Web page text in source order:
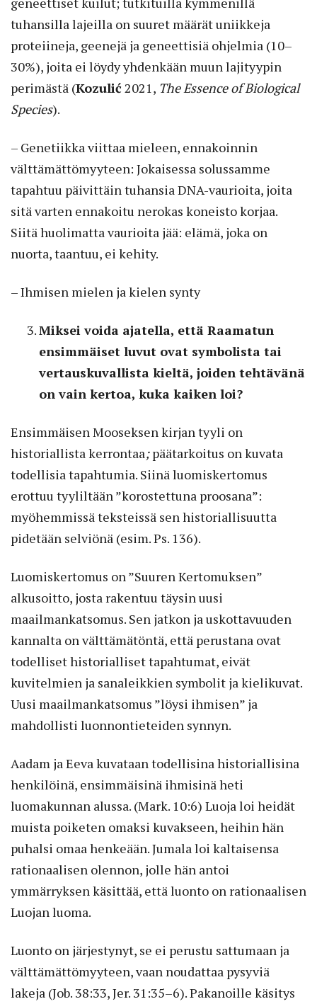
tuhansilla lajeilla on suuret määrät uniikkeja
proteiineja, geenejä ja geneettisiä ohjelmia (10–
30%), joita ei löydy yhdenkään muun lajityypin
perimästä (Kozulić 2021, The Essence of Biological
Species).
– Genetiikka viittaa mieleen, ennakoinnin
välttämättömyyteen: Jokaisessa solussamme
tapahtuu päivittäin tuhansia DNA-vaurioita, joita
sitä varten ennakoitu nerokas koneisto korjaa.
Siitä huolimatta vaurioita jää: elämä, joka on
nuorta, taantuu, ei kehity.
– Ihmisen mielen ja kielen synty
Miksei voida ajatella, että Raamatun
ensimmäiset luvut ovat symbolista tai
vertauskuvallista kieltä, joiden tehtävänä
on vain kertoa, kuka kaiken loi?
Ensimmäisen Mooseksen kirjan tyyli on
historiallista kerrontaa;päätarkoitus on kuvata
todellisia tapahtumia. Siinä luomiskertomus
erottuu tyyliltään ”korostettuna proosana”:
myöhemmissä teksteissä sen historiallisuutta
pidetään selviönä (esim. Ps. 136).
Luomiskertomus on ”Suuren Kertomuksen”
alkusoitto, josta rakentuu täysin uusi
maailmankatsomus. Sen jatkon ja uskottavuuden
kannalta on välttämätöntä, että perustana ovat
todelliset historialliset tapahtumat, eivät
kuvitelmien ja sanaleikkien symbolit ja kielikuvat.
Uusi maailmankatsomus ”löysi ihmisen” ja
mahdollisti luonnontieteiden synnyn.
Aadam ja Eeva kuvataan todellisina historiallisina
henkilöinä, ensimmäisinä ihmisinä heti
luomakunnan alussa. (Mark. 10:6) Luoja loi heidät
muista poiketen omaksi kuvakseen, heihin hän
puhalsi omaa henkeään. Jumala loi kaltaisensa
rationaalisen olennon, jolle hän antoi
ymmärryksen käsittää, että luonto on rationaalisen
Luojan luoma.
Luonto on järjestynyt, se ei perustu sattumaan ja
välttämättömyyteen, vaan noudattaa pysyviä
lakeja (Job. 38:33, Jer. 31:35–6). Pakanoille käsitys